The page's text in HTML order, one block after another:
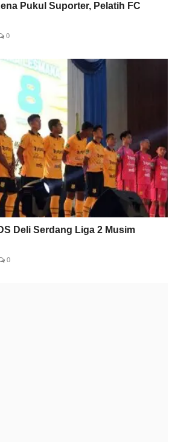
Pukul Suporter, Pelatih FC
0
Deli Serdang Liga 2 Musim
0